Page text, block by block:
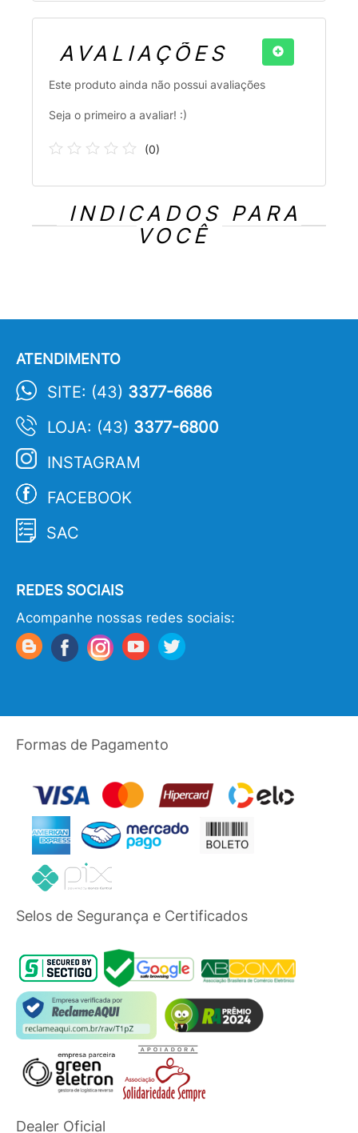
AVALIAÇÕES
Este produto ainda não possui avaliações
Seja o primeiro a avaliar! :)
(0)
INDICADOS PARA
VOCÊ
ATENDIMENTO
SITE: (43) 3377-6686
LOJA: (43) 3377-6800
INSTAGRAM
FACEBOOK
SAC
REDES SOCIAIS
Acompanhe nossas redes sociais:
Formas de Pagamento
Selos de Segurança e Certificados
Dealer Oficial